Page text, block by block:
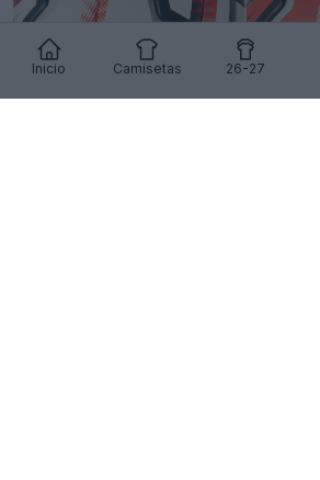
Inicio Camisetas 26-27